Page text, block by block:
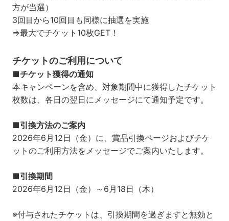
方が当選）
3回目から10回目も同様に抽選を実施
⇒最大でチケット10枚GET！
チケットのご利用について
■チケット獲得の通知
本キャンペーンを含め、対象期間中に獲得したチケット
枚数は、各日の翌日にメッセージにて通知予定です。
■引換方法のご案内
2026年6月12日（金）に、賞品引換ページおよびチケ
ットのご利用方法をメッセージでご案内いたします。
■引換期間​
2026年6月12日（金）～6月18日（木）
※付与されたチケットは、引換期間を過ぎますと無効と